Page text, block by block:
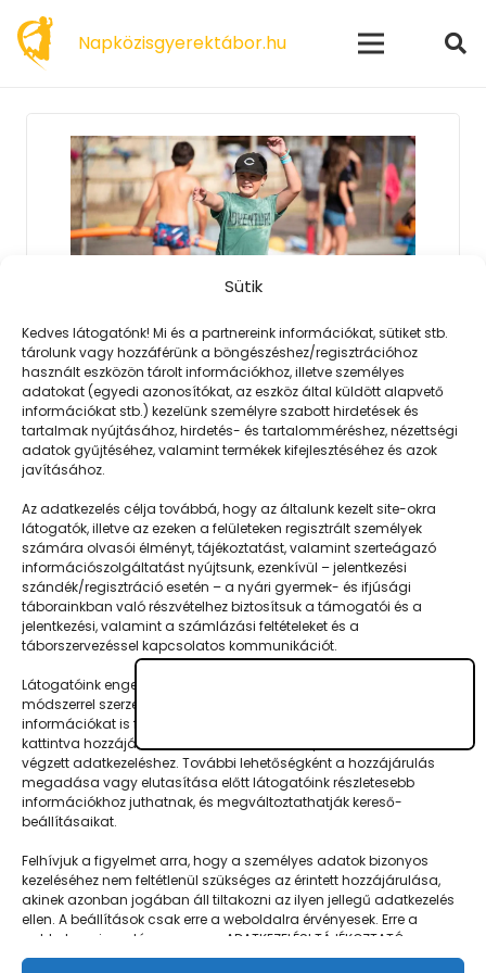
Sütik
Kedves látogatónk! Mi és a partnereink információkat, sütiket stb.
tárolunk vagy hozzáférünk a böngészéshez/regisztrációhoz
használt eszközön tárolt információkhoz, illetve személyes
adatokat (egyedi azonosítókat, az eszköz által küldött alapvető
információkat stb.) kezelünk személyre szabott hirdetések és
tartalmak nyújtásához, hirdetés- és tartalomméréshez, nézettségi
adatok gyűjtéséhez, valamint termékek kifejlesztéséhez és azok
javításához.
Az adatkezelés célja továbbá, hogy az általunk kezelt site-okra
látogatók, illetve az ezeken a felületeken regisztrált személyek
számára olvasói élményt, tájékoztatást, valamint szerteágazó
információszolgáltatást nyújtsunk, ezenkívül – jelentkezési
szándék/regisztráció esetén – a nyári gyermek- és ifjúsági
táborainkban való részvételhez biztosítsuk a támogatói és a
jelentkezési, valamint a számlázási feltételeket és a
táborszervezéssel kapcsolatos kommunikációt.
Látogatóink engedélyével mi és a partnereink eszközleolvasásos
módszerrel szerzett geolokációs adatokat és azonosítási
információkat is felhasználhatunk. Látogatóink a megfelelő helyre
kattintva hozzájárulhatnak az általunk és a partnereink által
végzett adatkezeléshez. További lehetőségként a hozzájárulás
megadása vagy elutasítása előtt látogatóink részletesebb
információkhoz juthatnak, és megváltoztathatják kereső-
beállításaikat.
Felhívjuk a figyelmet arra, hogy a személyes adatok bizonyos
kezeléséhez nem feltétlenül szükséges az érintett hozzájárulása,
akinek azonban jogában áll tiltakozni az ilyen jellegű adatkezelés
ellen. A beállítások csak erre a weboldalra érvényesek. Erre a
webhelyre visszatérve vagy az ADATKEZELÉSI TÁJÉKOZTATÓ,
ADATVÉDELMI ÉS ADATKEZELÉSI SZABÁLYZAT A PT-WEBOLDALAK
Napközisgyerektábor.hu
2023. 02. 06.
Nem csupán napközis
A nyár messzinek és végtelennek tűnik,
de az idő gyorsan repül. Nem érdemes
az utolsó…
Napközisgyerektábor.hu
Navigáció
Táboringer
Egyveleg